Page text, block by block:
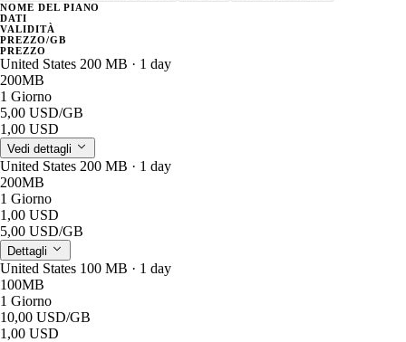
NOME DEL PIANO
DATI
VALIDITÀ
PREZZO/GB
PREZZO
United States 200 MB · 1 day
200MB
1 Giorno
5,00 USD/GB
1,00 USD
Vedi dettagli
United States 200 MB · 1 day
200MB
1 Giorno
1,00 USD
5,00 USD/GB
Dettagli
United States 100 MB · 1 day
100MB
1 Giorno
10,00 USD/GB
1,00 USD